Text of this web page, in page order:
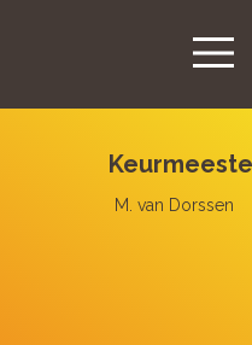
M. van Dorssen